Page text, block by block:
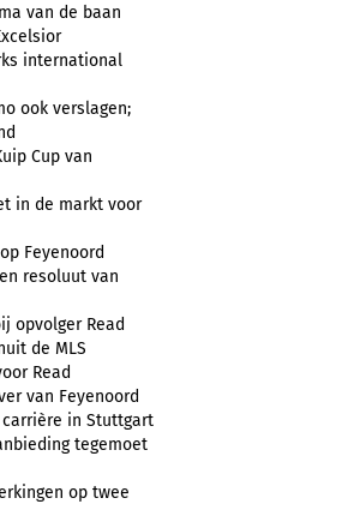
van de baan
international
ook verslagen;
Cup van
in de markt voor
Feyenoord
resoluut van
opvolger Read
de MLS
Read
van Feyenoord
in Stuttgart
tegemoet
op twee